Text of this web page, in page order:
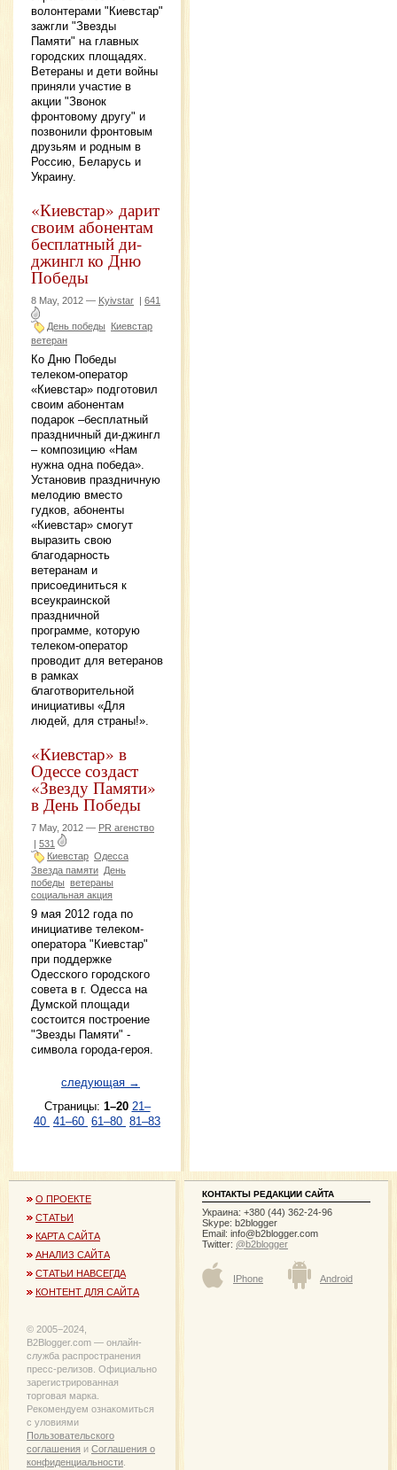
волонтерами "Киевстар"
зажгли "Звезды
Памяти" на главных
городских площадях.
Ветераны и дети войны
приняли участие в
акции "Звонок
фронтовому другу" и
позвонили фронтовым
друзьям и родным в
Россию, Беларусь и
Украину.
«Киевстар» дарит
своим абонентам
бесплатный ди-
джингл ко Дню
Победы
8 May, 2012 — Kyivstar | 641
День победы
Киевстар
ветеран
Ко Дню Победы
телеком-оператор
«Киевстар» подготовил
своим абонентам
подарок –бесплатный
праздничный ди-джингл
– композицию «Нам
нужна одна победа».
Установив праздничную
мелодию вместо
гудков, абоненты
«Киевстар» смогут
выразить свою
благодарность
ветеранам и
присоединиться к
всеукраинской
праздничной
программе, которую
телеком-оператор
проводит для ветеранов
в рамках
благотворительной
инициативы «Для
людей, для страны!».
«Киевстар» в
Одессе создаст
«Звезду Памяти»
в День Победы
7 May, 2012 — PR агенство
| 531
Киевстар Одесса
Звезда памяти День
победы ветераны
социальная акция
9 мая 2012 года по
инициативе телеком-
оператора "Киевстар"
при поддержке
Одесского городского
совета в г. Одесса на
Думской площади
состоится построение
"Звезды Памяти" -
символа города-героя.
следующая →
Страницы: 1–20 21–
40 41–60 61–80 81–83
О ПРОЕКТЕ
СТАТЬИ
КАРТА САЙТА
АНАЛИЗ САЙТА
СТАТЬИ НАВСЕГДА
КОНТЕНТ ДЛЯ САЙТА
© 2005−2024,
B2Blogger.com — онлайн-
служба распространения
пресс-релизов. Официально
зарегистрированная
торговая марка.
Рекомендуем ознакомиться
с уловиями
Пользовательского
соглашения и Соглашения о
конфиденциальности
КОНТАКТЫ РЕДАКЦИИ САЙТА
Украина: +380 (44) 362-24-96
Skype: b2blogger
Email: info@b2blogger.com
Twitter: @b2blogger
IPhone Android